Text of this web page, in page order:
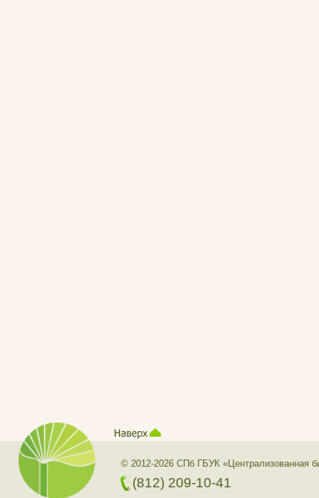
© 2012-2026 СПб ГБУК «Централизованная
(812) 209-10-41